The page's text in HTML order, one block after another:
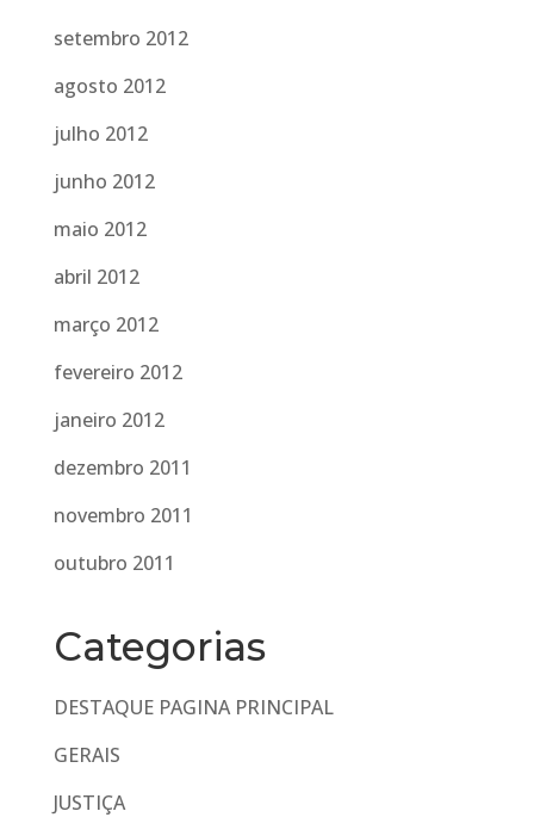
setembro 2012
agosto 2012
julho 2012
junho 2012
maio 2012
abril 2012
março 2012
fevereiro 2012
janeiro 2012
dezembro 2011
novembro 2011
outubro 2011
Categorias
DESTAQUE PAGINA PRINCIPAL
GERAIS
JUSTIÇA